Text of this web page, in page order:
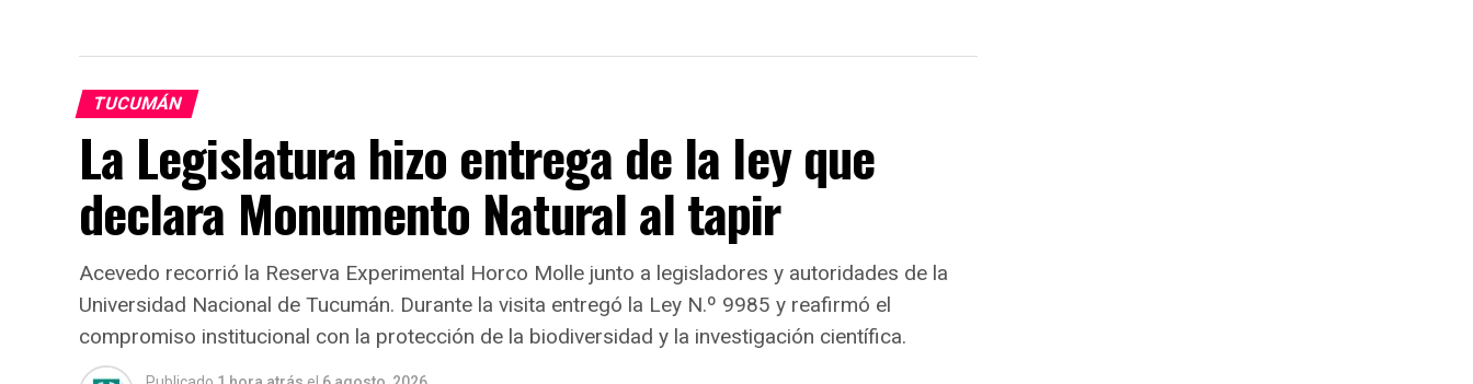
TUCUMÁN
La Legislatura hizo entrega de la ley que
declara Monumento Natural al tapir
Acevedo recorrió la Reserva Experimental Horco Molle junto a legisladores y autoridades de la
Universidad Nacional de Tucumán. Durante la visita entregó la Ley N.º 9985 y reafirmó el
compromiso institucional con la protección de la biodiversidad y la investigación científica.